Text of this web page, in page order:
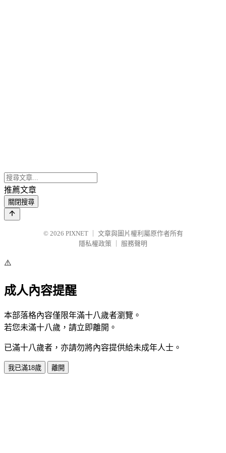
推薦文章
關閉搜尋
© 2026 PIXNET
文章與圖片權利屬原作者所有
隱私權政策
服務聲明
⚠️
成人內容提醒
本部落格內容僅限年滿十八歲者瀏覽。
若您未滿十八歲，請立即離開。
已滿十八歲者，亦請勿將內容提供給未成年人士。
我已滿18歲 離開